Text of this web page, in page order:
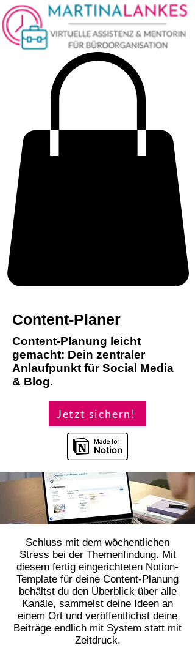
Content-Planer
Content-Planung leicht
gemacht: Dein zentraler
Anlaufpunkt für Social Media
& Blog.
Jetzt sichern!
Schluss mit dem wöchentlichen
Stress bei der Themenfindung. Mit
diesem fertig eingerichteten Notion-
Template für deine Content-Planung
behältst du den Überblick über alle
Kanäle, sammelst deine Ideen an
einem Ort und veröffentlichst deine
Beiträge endlich mit System statt mit
Zeitdruck.